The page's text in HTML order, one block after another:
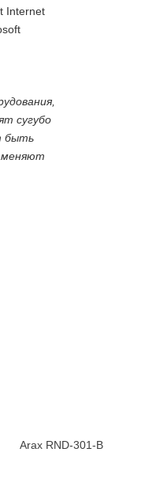
Internet
сугубо
быть
Arax RND-301-B